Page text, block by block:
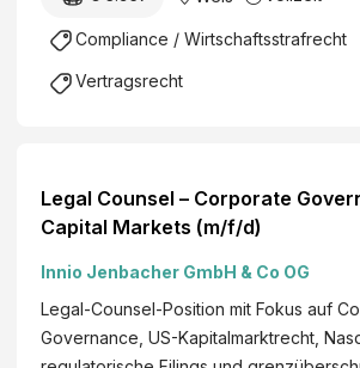
Compliance / Wirtschaftsstrafrecht
Vertragsrecht
Legal Counsel – Corporate
Capital Markets (m/f/d)
Innio Jenbacher GmbH & Co OG
Legal-Counsel-Position mit Fokus auf
Governance, US-Kapitalmarktrecht,